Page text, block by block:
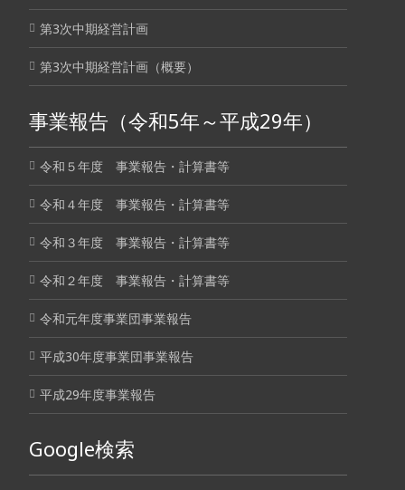
第3次中期経営計画
第3次中期経営計画（概要）
事業報告（令和5年～平成29年）
令和５年度 事業報告・計算書等
令和４年度 事業報告・計算書等
令和３年度 事業報告・計算書等
令和２年度 事業報告・計算書等
令和元年度事業団事業報告
平成30年度事業団事業報告
平成29年度事業報告
Google検索